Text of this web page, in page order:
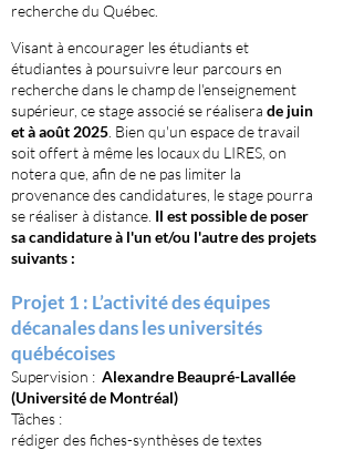
recherche du Québec.
Visant à encourager les étudiants et
étudiantes à poursuivre leur parcours en
recherchedans le champ de l'enseignement
supérieur, ce stage associé se réalisera de juin
et à août 2025 . Bien qu'un espace de travail
soit offert à même les locaux du LIRES, on
notera que, afin de ne pas limiter la
provenance des candidatures, le stage pourra
se réaliser à distance. Il est possible de poser
sa candidature à l'un et/ou l'autre des projets
suivants :
Projet 1 : L’activité des équipes
décanales dans les universités
québécoises
Supervision : Alexandre Beaupré-Lavallée
(Université de Montréal)
Tâches :
rédiger des fiches-synthèses de textes